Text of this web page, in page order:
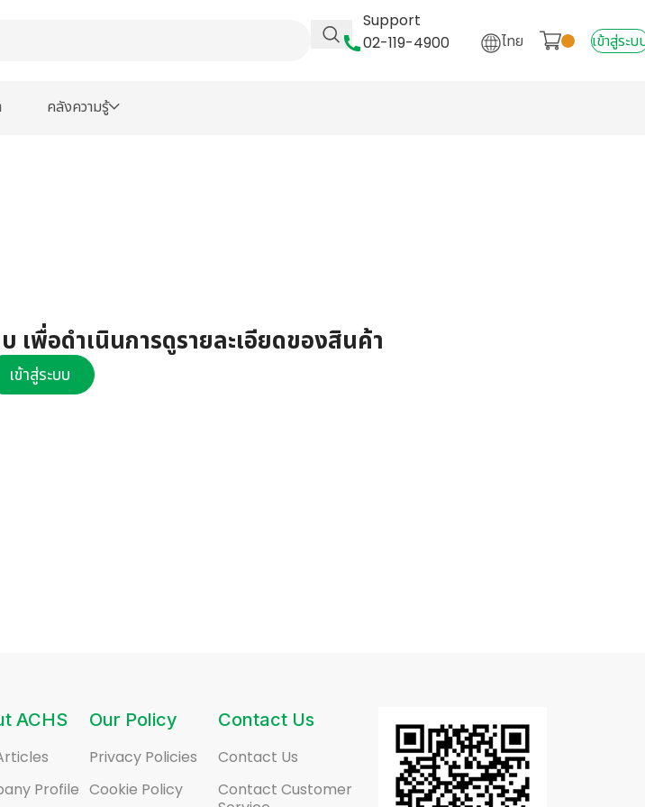
Support
02-119-4900
ไทย เข้าสู่ระบ
คลังความรู้
เพื่อดำเนินการดูรายละเอียดของสินค้า
เข้าสู่ระบบ
ACHS
Profile
Our Policy
Privacy Policies
Cookie Policy
Contact Us
Contact Us
Contact Customer